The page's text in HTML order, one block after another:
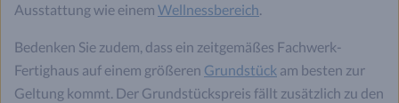
Ausstattung wie einem Wellnessbereich.
Bedenken Sie zudem, dass ein zeitgemäßes Fachwerk-
Fertighaus auf einem größeren Grundstück am besten zur
Geltung kommt. Der Grundstückspreis fällt zusätzlich zu den